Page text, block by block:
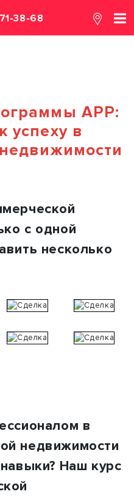
38-68
АРР:
успеху в
с одной
несколько
в
недвижимости
Наш курс